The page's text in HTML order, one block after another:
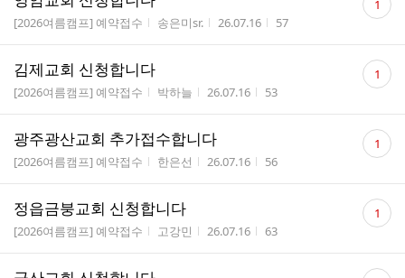
게시판명
[2026여름캠프] 예약접수 작성자
송은미sr. 작성시간
26.07.16 조회수
57
글 1
김제교회 신청합니다
게시판명
[2026여름캠프] 예약접수 작성자
박하늘 작성시간
26.07.16 조회수
53
댓
글 1
광주광산교회 추가접수합니다
게시판명
[2026여름캠프] 예약접수 작성자
한은선 작성시간
26.07.16 조회수
56
댓
글 1
정읍금붕교회 신청합니다
게시판명
[2026여름캠프] 예약접수 작성자
고강민 작성시간
26.07.16 조회수
63
댓
글 1
댓